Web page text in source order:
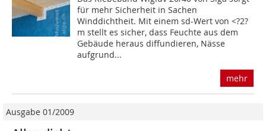
für mehr Sicherheit in Sachen
Winddichtheit. Mit einem sd-Wert von <?2?
m stellt es sicher, dass Feuchte aus dem
Gebäude heraus diffundieren, Nässe
aufgrund...
mehr
Ausgabe 01/2009